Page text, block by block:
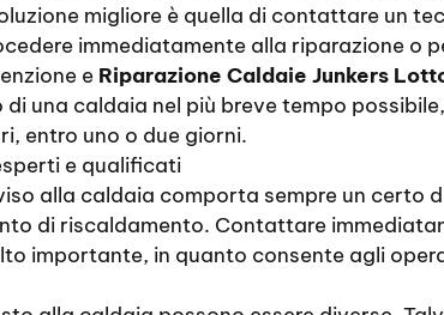
migliore è quella di contattare un
immediatamente alla riparazione o
e Riparazione Caldaie Junkers
una caldaia nel più breve tempo
entro uno o due giorni.
e qualificati
alla caldaia comporta sempre un certo
di riscaldamento. Contattare
importante, in quanto consente agli